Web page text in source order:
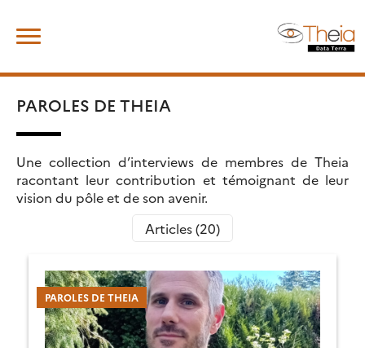
content
PAROLES DE THEIA
Une collection d’interviews de membres de Theia
racontant leur contribution et témoignant de leur
vision du pôle et de son avenir.
Articles (20)
PAROLES DE THEIA